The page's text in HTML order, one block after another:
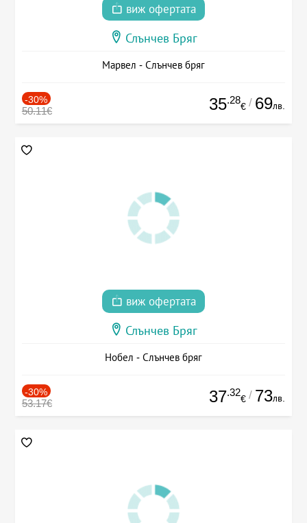
виж офертата
Слънчев Бряг
Марвел - Слънчев бряг
-30%
50.11€ 35.28
€ / 69лв.
виж офертата
Слънчев Бряг
Нобел - Слънчев бряг
-30%
53.17€ 37.32
€ / 73лв.